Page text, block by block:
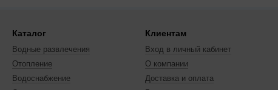
Каталог
Водные развлечения
Отопление
Водоснабжение
Клиентам
Вход в личный кабинет
О компании
Доставка и оплата